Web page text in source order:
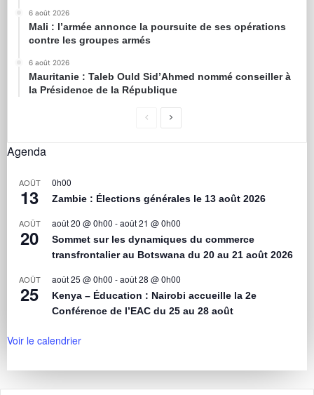
6 août 2026
Mali : l’armée annonce la poursuite de ses opérations
contre les groupes armés
6 août 2026
Mauritanie : Taleb Ould Sid’Ahmed nommé conseiller à
la Présidence de la République
Agenda
AOÛT
13
0h00
Zambie : Élections générales le 13 août 2026
AOÛT
20
août 20 @ 0h00 -août 21 @ 0h00
Sommet sur les dynamiques du commerce
transfrontalier au Botswana du 20 au 21 août 2026
AOÛT
25
août 25 @ 0h00 -août 28 @ 0h00
Kenya – Éducation : Nairobi accueille la 2e
Conférence de l’EAC du 25 au 28 août
Voir le calendrier